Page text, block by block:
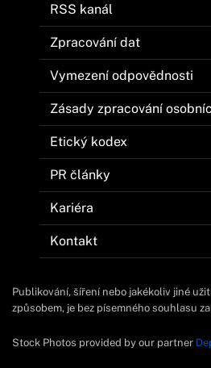
RSS kanál
Zpracování dat
Vymezení odpovědnosti
Zásady zpracování
Etický kodex
PR články
Kariéra
Kontakt
Publikování, šíření nebo jakékoliv jiné
způsobem, je bez písemného souhlasu
Stock Photos provided by our partner